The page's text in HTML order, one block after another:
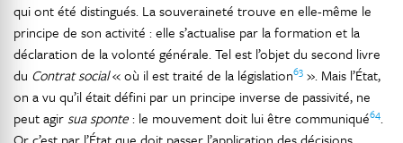
qui ont été distingués. La souveraineté trouve en elle-même le
principe de son activité : elle s’actualise par la formation et la
déclaration de la volonté générale. Tel est l’objet du second livre
du Contrat social« où il est traité de la législation63 ». Mais l’État,
on a vu qu’il était défini par un principe inverse de passivité, ne
peut agirsua sponte: le mouvement doit lui être communiqué64.